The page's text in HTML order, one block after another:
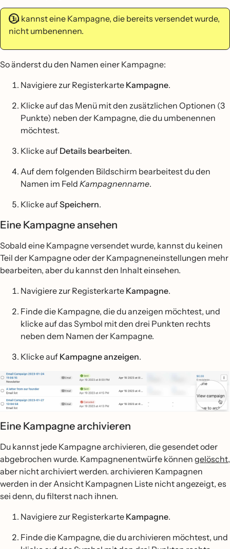
Du kannst eine Kampagne, die bereits versendet wurde,
nicht umbenennen.
So änderst du den Namen einer Kampagne:
Navigiere zur Registerkarte Kampagne.
Klicke auf das Menü mit den zusätzlichen Optionen (3
Punkte) neben der Kampagne, die du umbenennen
möchtest.
Klicke auf Details bearbeiten.
Auf dem folgenden Bildschirm bearbeitest du den
Namen im Feld Kampagnenname.
Klicke aufSpeichern.
Eine Kampagne ansehen
Sobald eine Kampagne versendet wurde, kannst du keinen
Teil der Kampagne oder der Kampagneneinstellungen mehr
bearbeiten, aber du kannst den Inhalt einsehen.
Navigiere zur Registerkarte Kampagne.
Finde die Kampagne, die du anzeigen möchtest, und
klicke auf das Symbol mit den drei Punkten rechts
neben dem Namen der Kampagne.
Klicke auf Kampagne anzeigen.
Eine Kampagne archivieren
Du kannst jede Kampagne archivieren, die gesendet oder
abgebrochen wurde. Kampagnenentwürfe können gelöscht,
aber nicht archiviert werden. archivieren Kampagnen
werden in der Ansicht Kampagnen Liste nicht angezeigt, es
sei denn, du filterst nach ihnen.
Navigiere zur Registerkarte Kampagne.
Finde die Kampagne, die du archivieren möchtest, und